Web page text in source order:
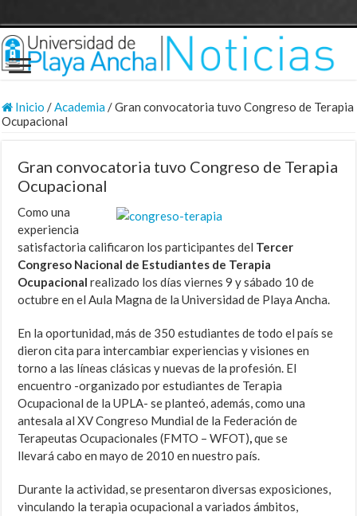
Inicio /Academia/Gran convocatoria tuvo Congreso de Terapia
Ocupacional
Gran convocatoria tuvo Congreso de Terapia
Ocupacional
Como una
experiencia
satisfactoria calificaron los participantes del Tercer
Congreso Nacional de Estudiantes de Terapia
Ocupacional realizado los días viernes 9 y sábado 10 de
octubre en el Aula Magna de la Universidad de Playa Ancha.
En la oportunidad, más de 350 estudiantes de todo el país se
dieron cita para intercambiar experiencias y visiones en
torno a las líneas clásicas y nuevas de la profesión. El
encuentro -organizado por estudiantes de Terapia
Ocupacional de la UPLA- se planteó, además, como una
antesala al XV Congreso Mundial de la Federación de
Terapeutas Ocupacionales (FMTO – WFOT),que se
llevará cabo en mayo de 2010 en nuestro país.
Durante la actividad, se presentaron diversas exposiciones,
vinculando la terapia ocupacional a variados ámbitos,